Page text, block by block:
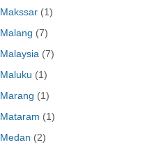
Makssar (1)
Malang (7)
Malaysia (7)
Maluku (1)
Marang (1)
Mataram (1)
Medan (2)